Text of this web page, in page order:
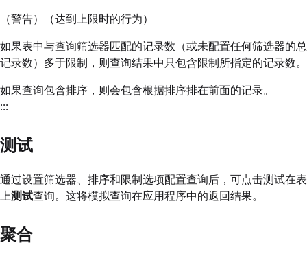
（警告）（达到上限时的行为）
如果表中与查询筛选器匹配的记录数（或未配置任何筛选器的总
记录数）多于限制，则查询结果中只包含限制所指定的记录数。
如果查询包含排序，则会包含根据排序排在前面的记录。
:::
测试
通过设置筛选器、排序和限制选项配置查询后，可点击测试在表
上测试查询。这将模拟查询在应用程序中的返回结果。
聚合